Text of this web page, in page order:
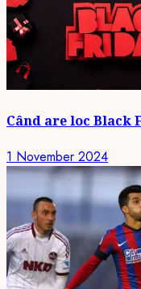
Când are loc Black
1 November 2024